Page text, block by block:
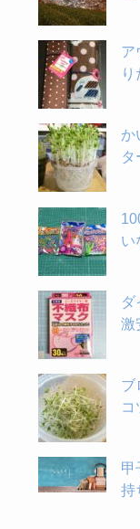
ア
か
タ
い
ダ
激
ブ
甲
持